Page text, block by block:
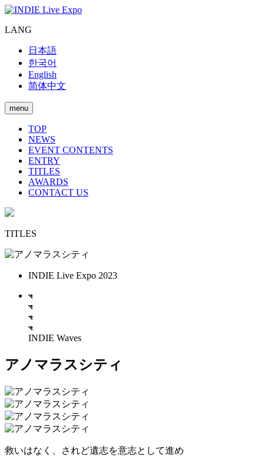
LANG
日本語
한국어
English
简体中文
menu
TOP
NEWS
EVENT CONTENTS
ENTRY
TITLES
AWARDS
CONTACT US
TITLES
INDIE Live Expo 2023
INDIE Waves
アノマラスシティ
救いはなく、されど遺志を意志として進め